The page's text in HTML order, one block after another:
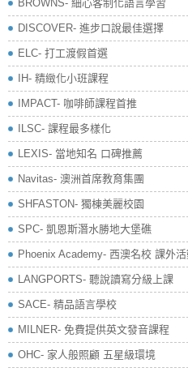
BROWNS- 細心客制化語言學習
DISCOVER- 進步口說最佳選擇
ELC- 打工渡假首選
IH- 精緻化小班課程
IMPACT- 咖啡師課程首推
ILSC- 課程最多樣化
LEXIS- 當地知名 口碑推薦
Navitas- 澳洲首席教育集團
SHFASTON- 獨棟美麗校園
SPC- 凱恩斯潛水勝地大堡礁
Phoenix Academy- 西澳名校 課外
LANGPORTS- 聽說讀寫分級上課
SACE- 精品語言學校
MILNER- 免費提供英文發音課程
OHC- 家人般照顧 五星級環境